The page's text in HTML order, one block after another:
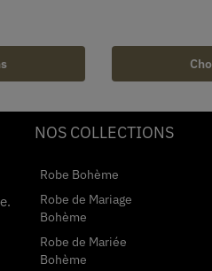
NOS COLLECTIONS
Robe Bohème
Robe de Mariage
Bohème
Robe de Mariée
Bohème